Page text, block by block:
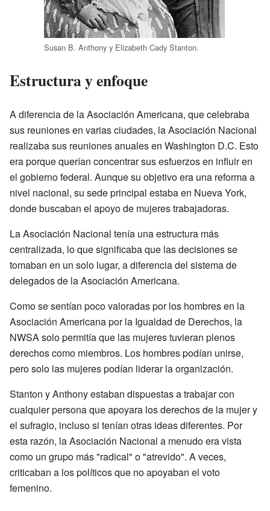
Susan B. Anthony y Elizabeth Cady Stanton.
Estructura y enfoque
A diferencia de la Asociación Americana, que celebraba
sus reuniones en varias ciudades, la Asociación Nacional
realizaba sus reuniones anuales en Washington D.C. Esto
era porque querían concentrar sus esfuerzos en influir en
el gobierno federal. Aunque su objetivo era una reforma a
nivel nacional, su sede principal estaba en Nueva York,
donde buscaban el apoyo de mujeres trabajadoras.
La Asociación Nacional tenía una estructura más
centralizada, lo que significaba que las decisiones se
tomaban en un solo lugar, a diferencia del sistema de
delegados de la Asociación Americana.
Como se sentían poco valoradas por los hombres en la
Asociación Americana por la Igualdad de Derechos, la
NWSA solo permitía que las mujeres tuvieran plenos
derechos como miembros. Los hombres podían unirse,
pero solo las mujeres podían liderar la organización.
Stanton y Anthony estaban dispuestas a trabajar con
cualquier persona que apoyara los derechos de la mujer y
el sufragio, incluso si tenían otras ideas diferentes. Por
esta razón, la Asociación Nacional a menudo era vista
como un grupo más "radical" o "atrevido". A veces,
criticaban a los políticos que no apoyaban el voto
femenino.